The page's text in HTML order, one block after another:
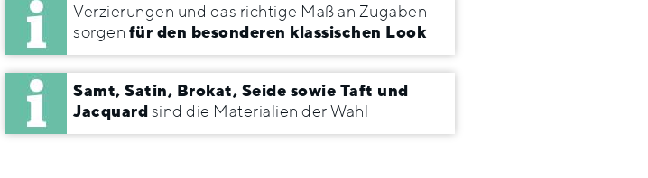
Verzierungen und das richtige Maß an Zugaben
sorgen für den besonderen klassischen Look
Samt, Satin, Brokat, Seide sowie Taft und
Jacquardsind die Materialien der Wahl